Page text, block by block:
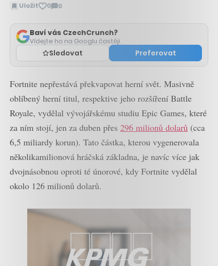
Uložit 0 0
Zobrazit
Baví vás CzechCrunch?
Vídejte ho na Googlu častěji.
Sledovat Preferovat
Fortnite nepřestává překvapovat herní svět. Masivně
oblíbený herní titul, respektive jeho rozšíření Battle
Royale, vydělal vývojářskému studiu Epic Games, které
za ním stojí, jen za duben přes 296 milionů dolarů (cca
6,5 miliardy korun). Tato částka, kterou vygenerovala
několikamilionová hráčská základna, je navíc více jak
dvojnásobnou oproti té únorové, kdy Fortnite vydělal
okolo 126 milionů dolarů.